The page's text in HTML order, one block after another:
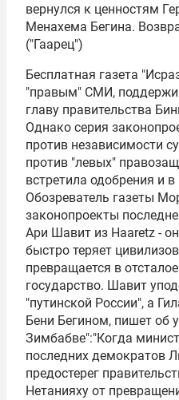
вернулся к ценностям
Менахема Бегина.
("Гаарец")
Бесплатная газета
"правым" СМИ,
главу правительства
Однако серия
против независимости
против "левых"
встретила одобрения и
Обозреватель газеты
законопроекты
Ари Шавит из Haaretz -
быстро теряет
превращается в
государство. Шавит
"путинской России", а
Бени Бегином, пишет об
Зимбабве":"Когда
последних демократов
предостерег
Нетанияху от